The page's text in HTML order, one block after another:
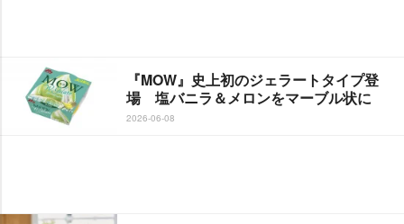
『MOW』史上初のジェラートタイプ登
場 塩バニラ＆メロンをマーブル状に
2026-06-08